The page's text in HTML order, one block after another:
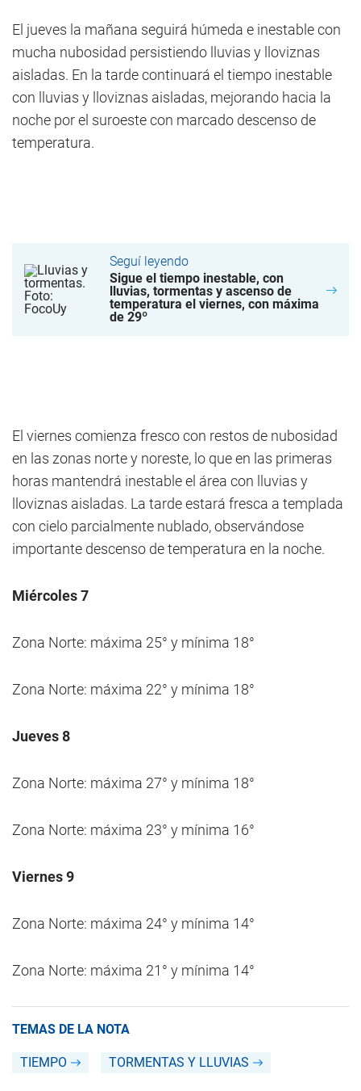
El jueves la mañana seguirá húmeda e inestable con
mucha nubosidad persistiendo lluvias y lloviznas
aisladas. En la tarde continuará el tiempo inestable
con lluvias y lloviznas aisladas, mejorando hacia la
noche por el suroeste con marcado descenso de
temperatura.
Seguí leyendo
Sigue el tiempo inestable, con
lluvias, tormentas y ascenso de
temperatura el viernes, con máxima
de 29º
El viernes comienza fresco con restos de nubosidad
en las zonas norte y noreste, lo que en las primeras
horas mantendrá inestable el área con lluvias y
lloviznas aisladas. La tarde estará fresca a templada
con cielo parcialmente nublado, observándose
importante descenso de temperatura en la noche.
Miércoles 7
Zona Norte: máxima 25° y mínima 18°
Zona Norte: máxima 22° y mínima 18°
Jueves 8
Zona Norte: máxima 27° y mínima 18°
Zona Norte: máxima 23° y mínima 16°
Viernes 9
Zona Norte: máxima 24° y mínima 14°
Zona Norte: máxima 21° y mínima 14°
TEMAS DE LA NOTA
TIEMPO TORMENTAS Y LLUVIAS